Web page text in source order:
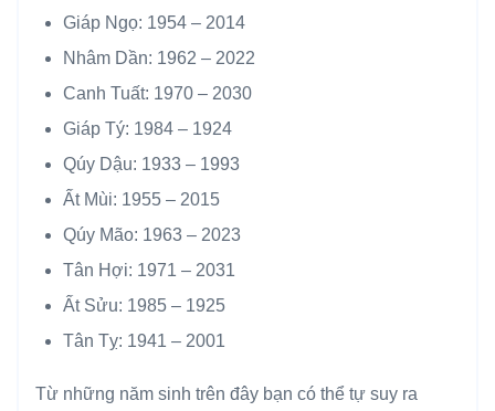
Giáp Ngọ: 1954 – 2014
Nhâm Dần: 1962 – 2022
Canh Tuất: 1970 – 2030
Giáp Tý: 1984 – 1924
Qúy Dậu: 1933 – 1993
Ất Mùi: 1955 – 2015
Qúy Mão: 1963 – 2023
Tân Hợi: 1971 – 2031
Ất Sửu: 1985 – 1925
Tân Tỵ: 1941 – 2001
Từ những năm sinh trên đây bạn có thể tự suy ra